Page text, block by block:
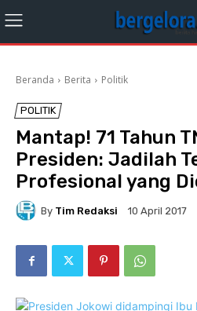
Beranda Berita Politik
POLITIK
Mantap! 71 Tahun
Presiden: Jadilah
Profesional yang
By Tim Redaksi 10 April 2017